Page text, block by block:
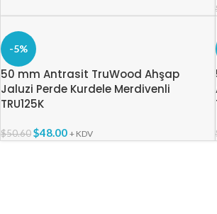
-5%
50 mm Antrasit TruWood Ahşap
Jaluzi Perde Kurdele Merdivenli
TRU125K
$50.60$48.00 + KDV